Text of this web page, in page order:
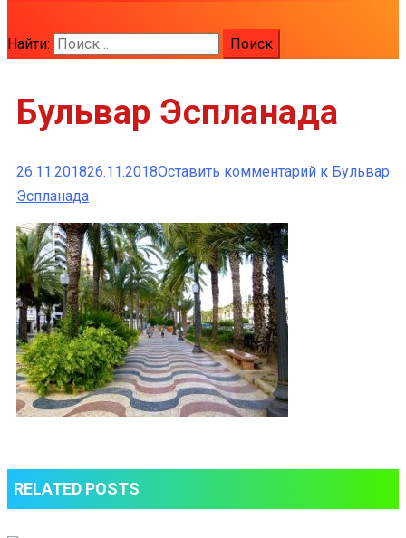
Найти:
Бульвар Эспланада
26.11.201826.11.2018Оставить комментарий к Бульвар
Эспланада
RELATED POSTS